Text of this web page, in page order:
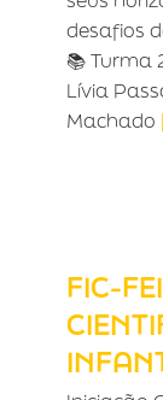
desafios
📚 Turma
Lívia
Machado
FIC-